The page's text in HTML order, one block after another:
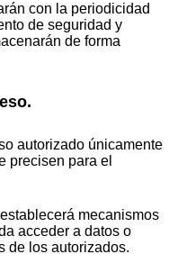
con la periodicidad
de seguridad y
de forma
autorizado únicamente
precisen para el
mecanismos
acceder a datos o
de los autorizados.